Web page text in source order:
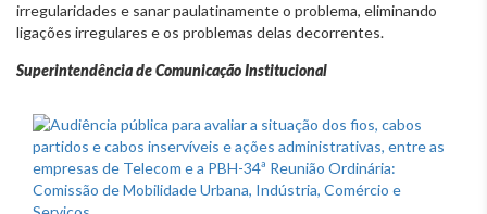
irregularidades e sanar paulatinamente o problema, eliminando
ligações irregulares e os problemas delas decorrentes.
Superintendência de Comunicação Institucional